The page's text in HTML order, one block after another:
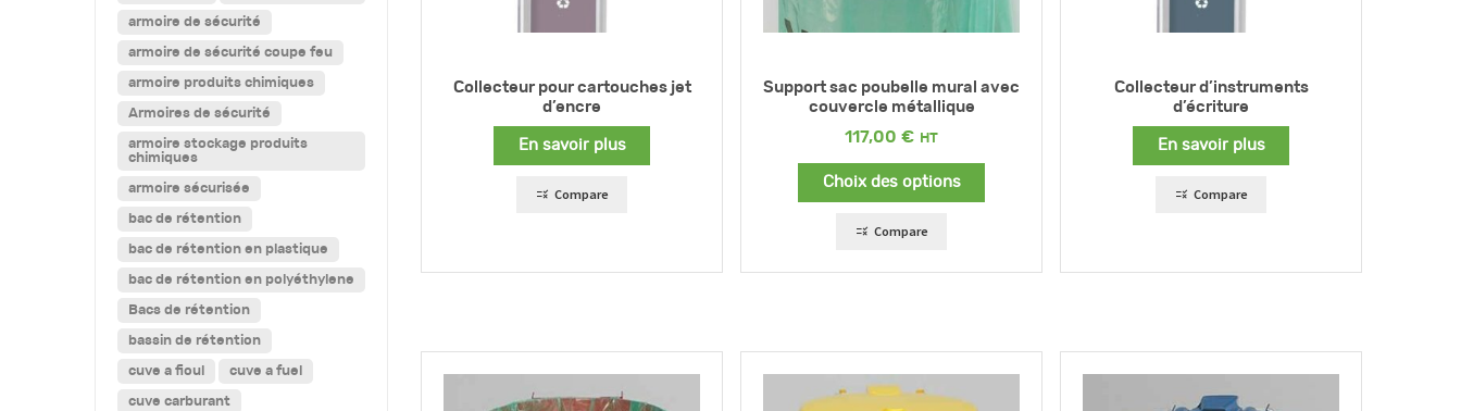
armoire de sécurité
armoire de sécurité coupe feu
armoire produits chimiques
Armoires de sécurité
armoire stockage produits
chimiques
armoire sécurisée
bac de rétention
bac de rétention en plastique
bac de rétention en polyéthylene
Bacs de rétention
bassin de rétention
cuve a fioul cuve a fuel
cuve carburant
Collecteur pour cartouches jet
d’encre
En savoir plus
Compare
Support sac poubelle mural avec
couvercle métallique
117,00 €
Choix des options
Compare
Collecteur d’instruments
d’écriture
En savoir plus
Compare